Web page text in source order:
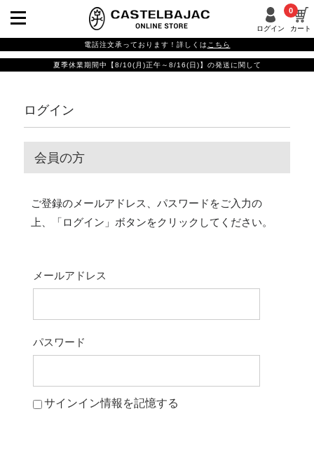
ログイン カート
0
電話注文承っております！詳しくは こちら
夏季休業期間中【8/10(月)正午～8/16(日)】の発送に関して
ログイン
会員の方
ご登録のメールアドレス、パスワードをご入力の
上、「ログイン」ボタンをクリックしてください。
メールアドレス
パスワード
サインイン情報を記憶する